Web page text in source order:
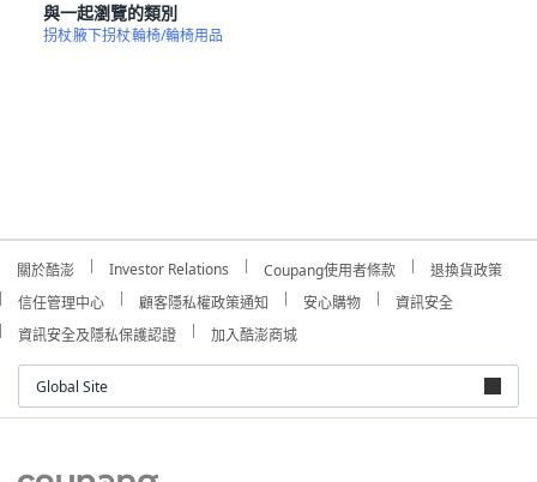
與一起瀏覽的類別
拐杖腋下拐杖輪椅/輪椅用品
關於酷澎 Investor Relations Coupang使用者條款
退換貨政策
信任管理中心
顧客隱私權政策通知 安心購物
資訊安全
資訊安全及隱私保護認證
加入酷澎商城
Global Site